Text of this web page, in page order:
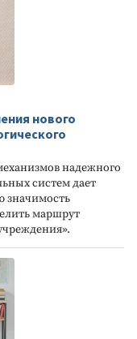
нового
надежного
систем дает
значимость
маршрут